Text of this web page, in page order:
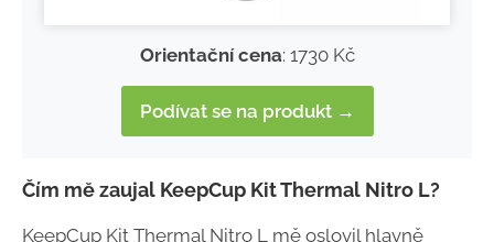
Orientační cena: 1730 Kč
Podívat se na produkt →
Čím mě zaujal KeepCup Kit Thermal Nitro L?
KeepCup Kit Thermal Nitro L mě oslovil hlavně